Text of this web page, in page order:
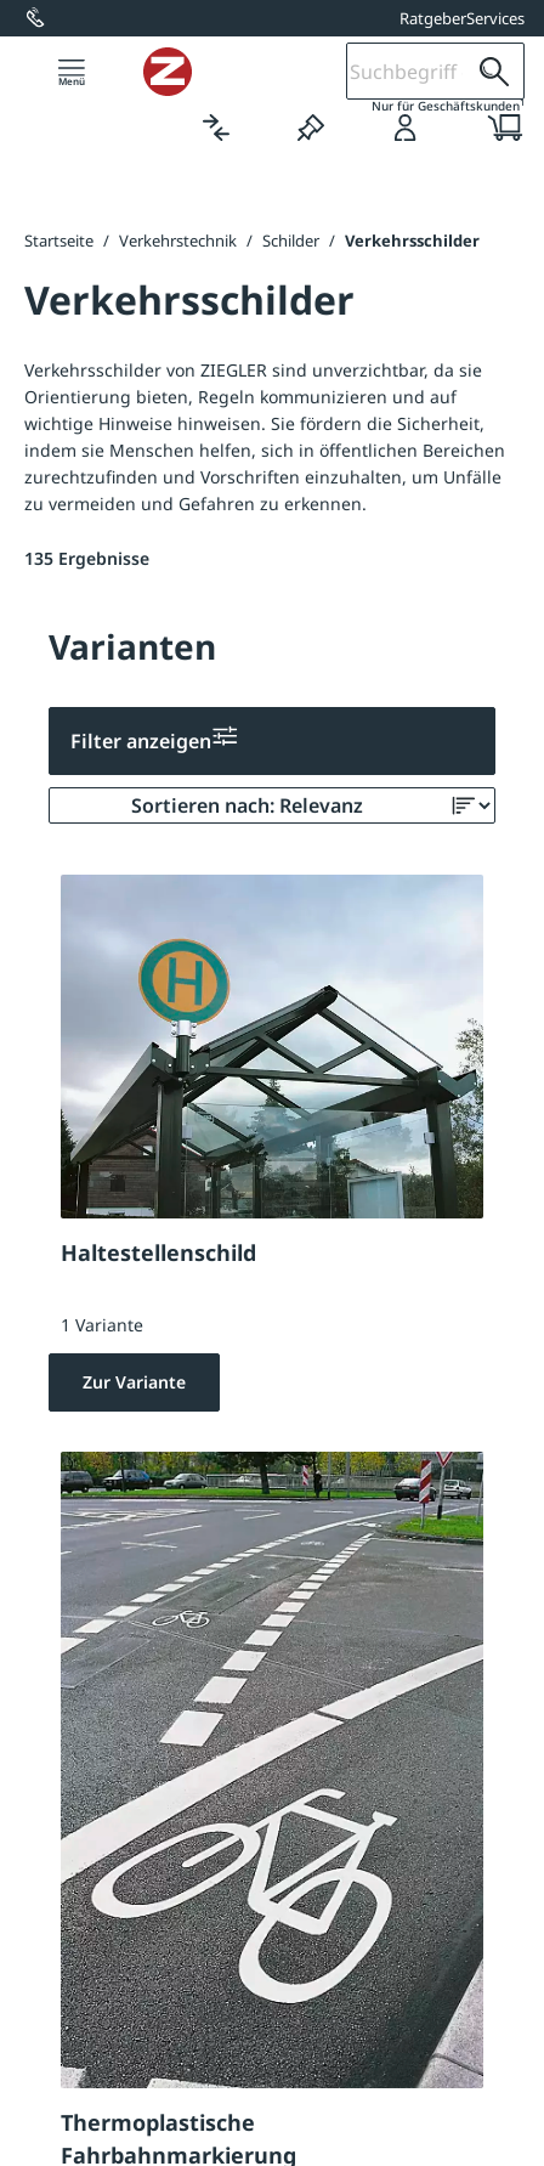
springen RatgeberServices
Nur für Geschäftskunden1
Startseite / Verkehrstechnik / Schilder / Verkehrsschilder
Verkehrsschilder
Verkehrsschilder von ZIEGLER sind unverzichtbar, da sie
Orientierung bieten, Regeln kommunizieren und auf
wichtige Hinweise hinweisen. Sie fördern die Sicherheit,
indem sie Menschen helfen, sich in öffentlichen Bereichen
zurechtzufinden und Vorschriften einzuhalten, um Unfälle
zu vermeiden und Gefahren zu erkennen.
135 Ergebnisse
Varianten
Filter anzeigen
Haltestellenschild
1 Variante
Zur Variante
Thermoplastische
Fahrbahnmarkierung